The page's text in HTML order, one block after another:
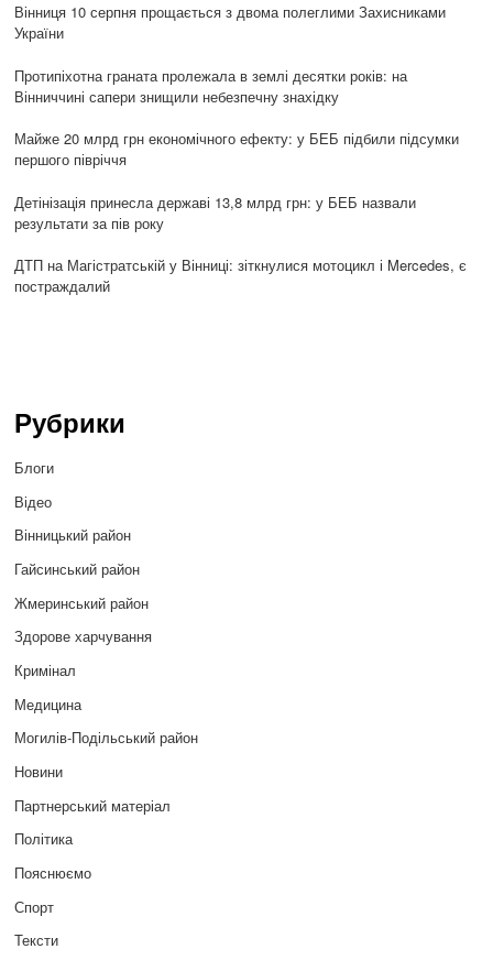
Вінниця 10 серпня прощається з двома полеглими Захисниками
України
Протипіхотна граната пролежала в землі десятки років: на
Вінниччині сапери знищили небезпечну знахідку
Майже 20 млрд грн економічного ефекту: у БЕБ підбили підсумки
першого півріччя
Детінізація принесла державі 13,8 млрд грн: у БЕБ назвали
результати за пів року
ДТП на Магістратській у Вінниці: зіткнулися мотоцикл і Mercedes, є
постраждалий
Рубрики
Блоги
Відео
Вінницький район
Гайсинський район
Жмеринський район
Здорове харчування
Кримінал
Медицина
Могилів-Подільський район
Новини
Партнерський матеріал
Політика
Пояснюємо
Спорт
Тексти